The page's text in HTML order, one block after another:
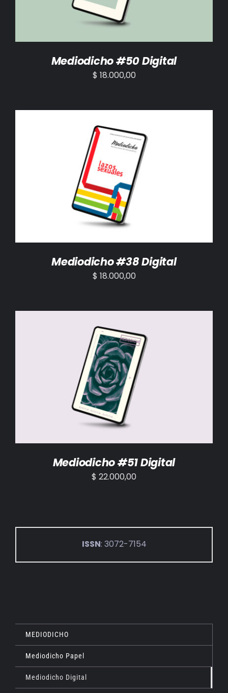
Mediodicho #50 Digital
$ 18.000,00
AÑADIR AL CARRITO /
Mediodicho #38 Digital
$ 18.000,00
AÑADIR AL CARRITO /
Mediodicho #51 Digital
$ 22.000,00
ISSN: 3072-7154
MEDIODICHO
Mediodicho Papel
Mediodicho Digital